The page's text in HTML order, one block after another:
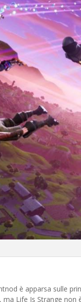
è apparsa sulle
Life Is Strange